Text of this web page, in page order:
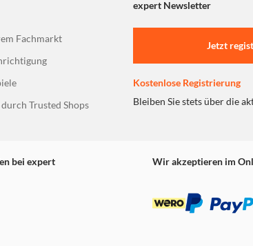
expert Newsletter
Fachmarkt
Trusted Shops
Jetzt
Kostenlose Registrierung
Bleiben Sie stets über die
bei expert Wir akzeptieren im